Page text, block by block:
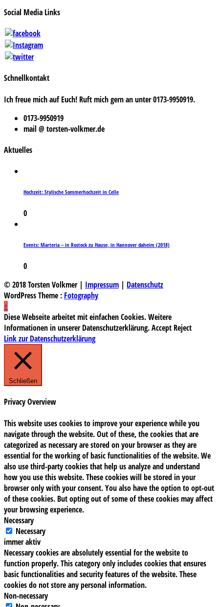
Social Media Links
Schnellkontakt
Ich freue mich auf Euch! Ruft mich gern an unter 0173-9950919.
0173-9950919
mail @ torsten-volkmer.de
Aktuelles
Hochzeit: Stylische Sommerhochzeit in Celle
0
Events: Marteria – in Rostock zu Hause, in Hannover daheim (2018)
0
© 2018 Torsten Volkmer | Impressum | Datenschutz
WordPress Theme : Fotography
↑
Diese Webseite arbeitet mit einfachen Cookies. Weitere
Informationen in unserer Datenschutzerklärung.Accept Reject
Link zur Datenschutzerklärung
Schließen
Privacy Overview
This website uses cookies to improve your experience while you
navigate through the website. Out of these, the cookies that are
categorized as necessary are stored on your browser as they are
essential for the working of basic functionalities of the website. We
also use third-party cookies that help us analyze and understand
how you use this website. These cookies will be stored in your
browser only with your consent. You also have the option to opt-out
of these cookies. But opting out of some of these cookies may affect
your browsing experience.
Necessary
Necessary
immer aktiv
Necessary cookies are absolutely essential for the website to
function properly. This category only includes cookies that ensures
basic functionalities and security features of the website. These
cookies do not store any personal information.
Non-necessary